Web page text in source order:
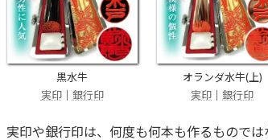
黒水牛
実印｜ 銀行印
オランダ水牛(上)
実印 ｜銀行印
実印や銀行印は、何度も何本も作るもので